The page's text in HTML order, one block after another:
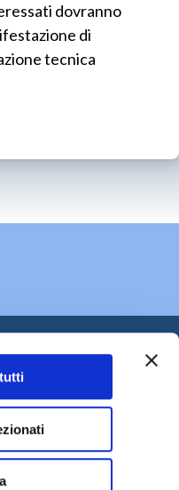
dovranno
di
tecnica